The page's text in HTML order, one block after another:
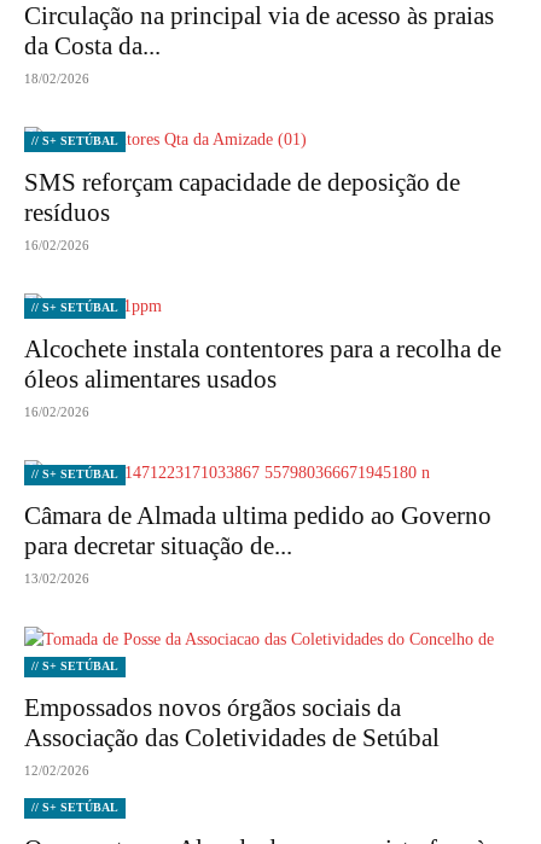
Circulação na principal via de acesso às praias
da Costa da...
18/02/2026
// S+ SETÚBAL
SMS reforçam capacidade de deposição de
resíduos
16/02/2026
// S+ SETÚBAL
Alcochete instala contentores para a recolha de
óleos alimentares usados
16/02/2026
// S+ SETÚBAL
Câmara de Almada ultima pedido ao Governo
para decretar situação de...
13/02/2026
// S+ SETÚBAL
Empossados novos órgãos sociais da
Associação das Coletividades de Setúbal
12/02/2026
// S+ SETÚBAL